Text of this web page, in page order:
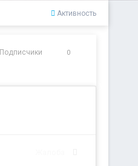
Активность
Подписчики 0